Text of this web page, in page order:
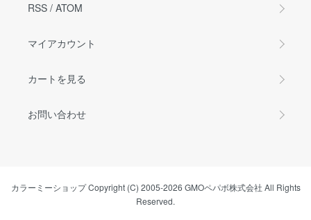
RSS / ATOM
マイアカウント
カートを見る
お問い合わせ
カラーミーショップCopyright (C) 2005-2026 GMOペパボ株式会社 All Rights
Reserved.